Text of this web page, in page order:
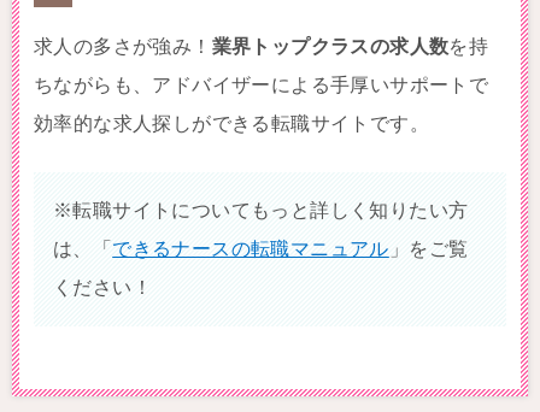
求人の多さが強み！ 業界トップクラスの求人数を持
ちながらも、アドバイザーによる手厚いサポートで
効率的な求人探しができる転職サイトです。
※転職サイトについてもっと詳しく知りたい方
は、「できるナースの転職マニュアル 」をご覧
ください！